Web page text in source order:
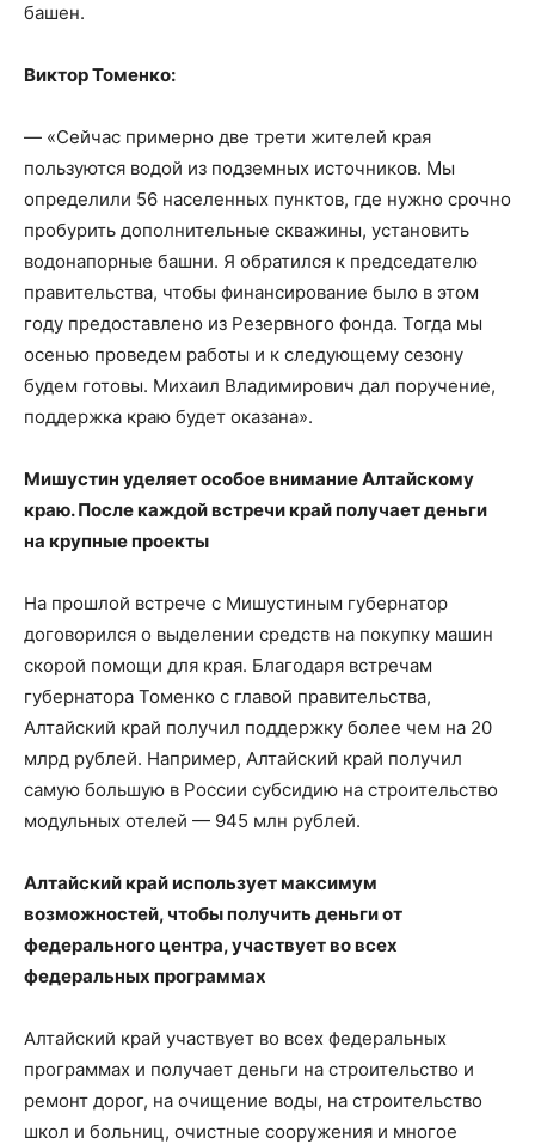
башен.
Виктор Томенко:
— «Сейчас примерно две трети жителей края
пользуются водой из подземных источников. Мы
определили 56 населенных пунктов, где нужно срочно
пробурить дополнительные скважины, установить
водонапорные башни. Я обратился к председателю
правительства, чтобы финансирование было в этом
году предоставлено из Резервного фонда. Тогда мы
осенью проведем работы и к следующему сезону
будем готовы. Михаил Владимирович дал поручение,
поддержка краю будет оказана».
Мишустин уделяет особое внимание Алтайскому
краю. После каждой встречи край получает деньги
на крупные проекты
На прошлой встрече с Мишустиным губернатор
договорился о выделении средств на покупку машин
скорой помощи для края. Благодаря встречам
губернатора Томенко с главой правительства,
Алтайский край получил поддержку более чем на 20
млрд рублей. Например, Алтайский край получил
самую большую в России субсидию на строительство
модульных отелей — 945 млн рублей.
Алтайский край использует максимум
возможностей, чтобы получить деньги от
федерального центра, участвует во всех
федеральных программах
Алтайский край участвует во всех федеральных
программах и получает деньги на строительство и
ремонт дорог, на очищение воды, на строительство
школ и больниц, очистные сооружения и многое